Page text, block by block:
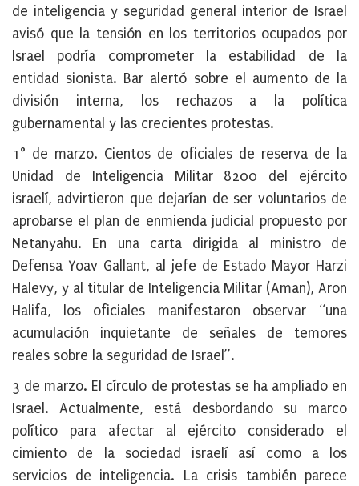
de inteligencia y seguridad general interior de Israel
avisó que la tensión en los territorios ocupados por
Israel podría comprometer la estabilidad de la
entidad sionista. Bar alertó sobre el aumento de la
división interna, los rechazos a la política
gubernamental y las crecientes protestas.
1° de marzo. Cientos de oficiales de reserva de la
Unidad de Inteligencia Militar 8200 del ejército
israelí, advirtieron que dejarían de ser voluntarios de
aprobarse el plan de enmienda judicial propuesto por
Netanyahu. En una carta dirigida al ministro de
Defensa Yoav Gallant, al jefe de Estado Mayor Harzi
Halevy, y al titular de Inteligencia Militar (Aman), Aron
Halifa, los oficiales manifestaron observar “una
acumulación inquietante de señales de temores
reales sobre la seguridad de Israel”.
3 de marzo. El círculo de protestas se ha ampliado en
Israel. Actualmente, está desbordando su marco
político para afectar al ejército considerado el
cimiento de la sociedad israelí así como a los
servicios de inteligencia. La crisis también parece